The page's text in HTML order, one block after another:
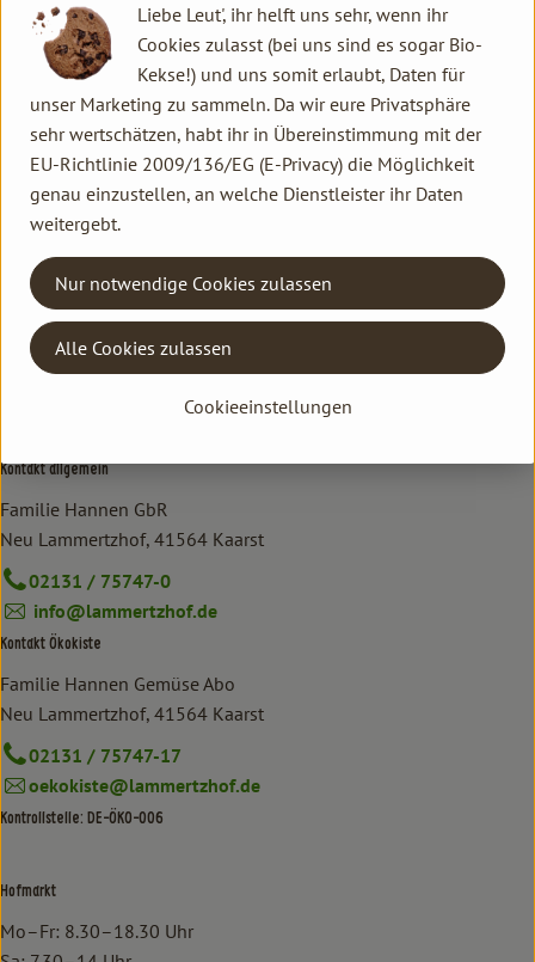
Herkunft
Hersteller: We Love The Planet
Niederlande
We Love The Planet
Kontakt allgemein
Familie Hannen GbR
Neu Lammertzhof, 41564 Kaarst
02131 / 75747-0
info@lammertzhof.de
Kontakt Ökokiste
Familie Hannen Gemüse Abo
Neu Lammertzhof, 41564 Kaarst
02131 / 75747-17
oekokiste@lammertzhof.de
Kontrollstelle: DE-ÖKO-006
Hofmarkt
Mo–Fr: 8.30–18.30 Uhr
Liebe Leut', ihr helft uns sehr, wenn ihr
Cookies zulasst (bei uns sind es sogar Bio-
Kekse!) und uns somit erlaubt, Daten für
unser Marketing zu sammeln. Da wir eure Privatsphäre
sehr wertschätzen, habt ihr in Übereinstimmung mit der
EU-Richtlinie 2009/136/EG (E-Privacy) die Möglichkeit
genau einzustellen, an welche Dienstleister ihr Daten
weitergebt.
Cookieeinstellungen
Nur notwendige Cookies zulassen
Alle Cookies zulassen